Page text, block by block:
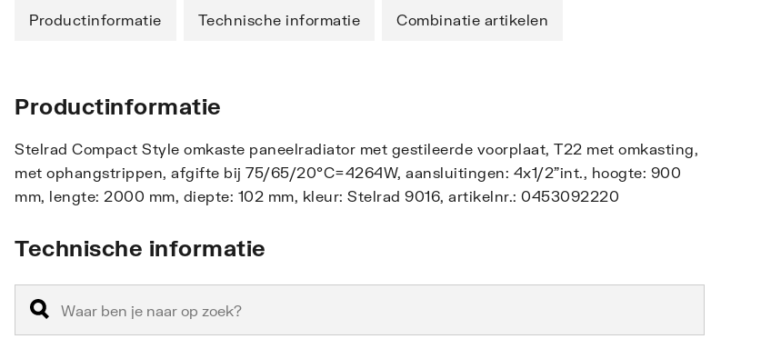
Productinformatie Technische informatie Combinatie artikelen
Productinformatie
Stelrad Compact Style omkaste paneelradiator met gestileerde voorplaat, T22 met omkasting,
met ophangstrippen, afgifte bij 75/65/20°C=4264W, aansluitingen: 4x1/2"int., hoogte: 900
mm, lengte: 2000 mm, diepte: 102 mm, kleur: Stelrad 9016, artikelnr.: 0453092220
Technische informatie